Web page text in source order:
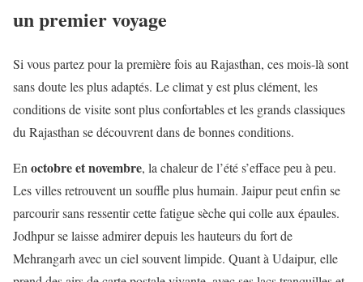
un premier voyage
Si vous partez pour la première fois au Rajasthan, ces mois-là sont
sans doute les plus adaptés. Le climat y est plus clément, les
conditions de visite sont plus confortables et les grands classiques
du Rajasthan se découvrent dans de bonnes conditions.
En octobre et novembre, la chaleur de l’été s’efface peu à peu.
Les villes retrouvent un souffle plus humain. Jaipur peut enfin se
parcourir sans ressentir cette fatigue sèche qui colle aux épaules.
Jodhpur se laisse admirer depuis les hauteurs du fort de
Mehrangarh avec un ciel souvent limpide. Quant à Udaipur, elle